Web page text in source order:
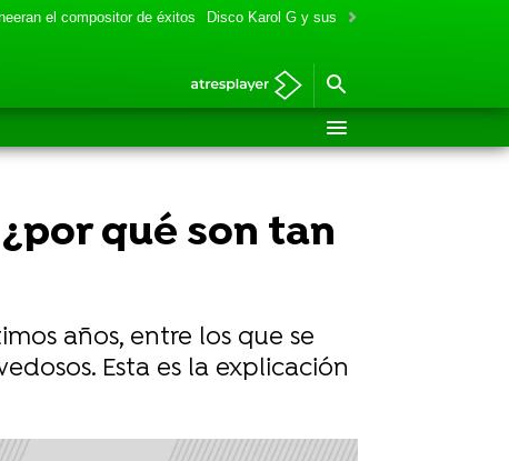
el compositor de éxitos Disco Karol G y sus colaboraciones
qué son tan
años, entre los que se
Esta es la explicación